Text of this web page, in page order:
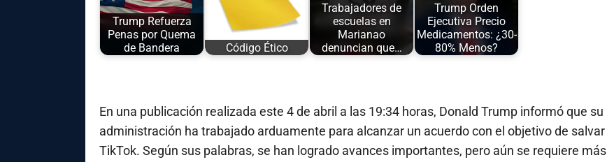
Trump Refuerza
Penas por Quema
de Bandera
Código Ético
Trabajadores de
escuelas en
Marianao
denuncian que…
Trump Orden
Ejecutiva Precio
Medicamentos: ¿30-
80% Menos?
En una publicación realizada este 4 de abril a las 19:34 horas, Donald Trump informó que su
administración ha trabajado arduamente para alcanzar un acuerdo con el objetivo de salvar
TikTok. Según sus palabras, se han logrado avances importantes, pero aún se requiere más